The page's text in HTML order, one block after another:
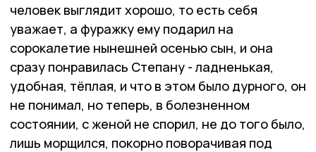
человек выглядит хорошо, то есть себя
уважает, а фуражку ему подарил на
сорокалетие нынешней осенью сын, и она
сразу понравилась Степану - ладненькая,
удобная, тёплая, и что в этом было дурного, он
не понимал, но теперь, в болезненном
состоянии, с женой не спорил, не до того было,
лишь морщился, покорно поворачивая под